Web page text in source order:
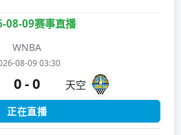
08-09赛事直播
WNBA
08-09 03:30
0 - 0 天空
正在直播